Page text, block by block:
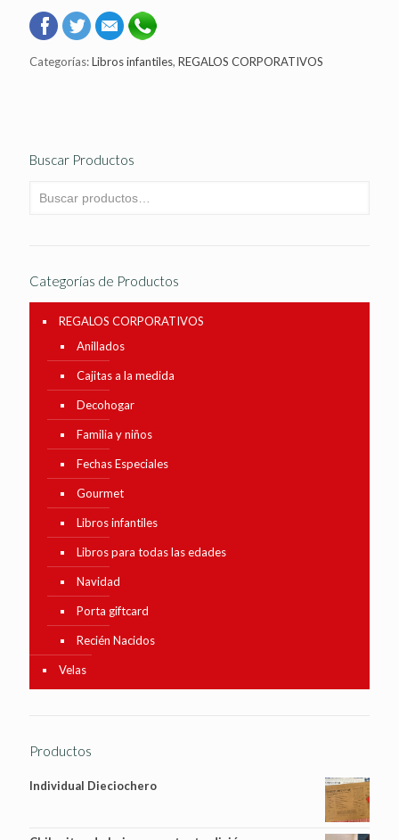
Categorías:Libros infantiles, REGALOS CORPORATIVOS
Buscar Productos
Categorías de Productos
REGALOS CORPORATIVOS
Anillados
Cajitas a la medida
Decohogar
Familia y niños
Fechas Especiales
Gourmet
Libros infantiles
Libros para todas las edades
Navidad
Porta giftcard
Recién Nacidos
Velas
Productos
Individual Dieciochero